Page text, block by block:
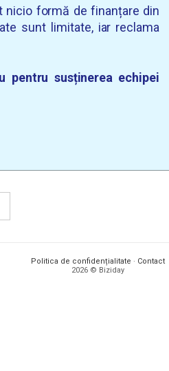
nicio formă de finanțare din
sunt limitate, iar reclama
susținerea echipei
Politica de confidențialitate · Contact
2026 © Biziday